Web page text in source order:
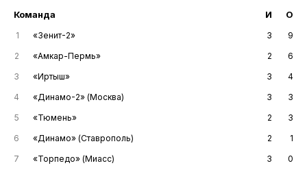
Команда И О
1 «Зенит-2» 3
9
2
«Амкар-Пермь» 2
6
3
«Иртыш» 3
4
4
«Динамо-2» (Москва) 3
3
5
«Тюмень» 2
3
6
«Динамо» (Ставрополь) 2
1
7
«Торпедо» (Миасс) 3 0